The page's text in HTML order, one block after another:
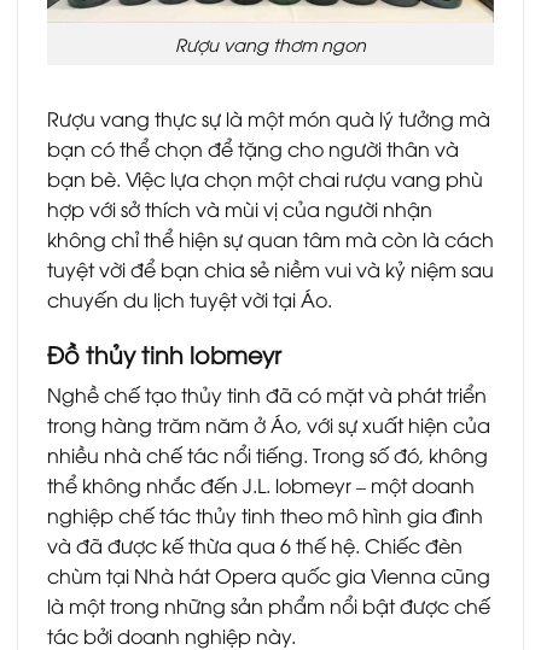
Rượu vang thơm ngon
Rượu vang thực sự là một món quà lý tưởng mà
bạn có thể chọn để tặng cho người thân và
bạn bè. Việc lựa chọn một chai rượu vang phù
hợp với sở thích và mùi vị của người nhận
không chỉ thể hiện sự quan tâm mà còn là cách
tuyệt vời để bạn chia sẻ niềm vui và kỷ niệm sau
chuyến du lịch tuyệt vời tại Áo.
Đồ thủy tinh lobmeyr
Nghề chế tạo thủy tinh đã có mặt và phát triển
trong hàng trăm năm ở Áo, với sự xuất hiện của
nhiều nhà chế tác nổi tiếng. Trong số đó, không
thể không nhắc đến J.L. lobmeyr – một doanh
nghiệp chế tác thủy tinh theo mô hình gia đình
và đã được kế thừa qua 6 thế hệ. Chiếc đèn
chùm tại Nhà hát Opera quốc gia Vienna cũng
là một trong những sản phẩm nổi bật được chế
tác bởi doanh nghiệp này.